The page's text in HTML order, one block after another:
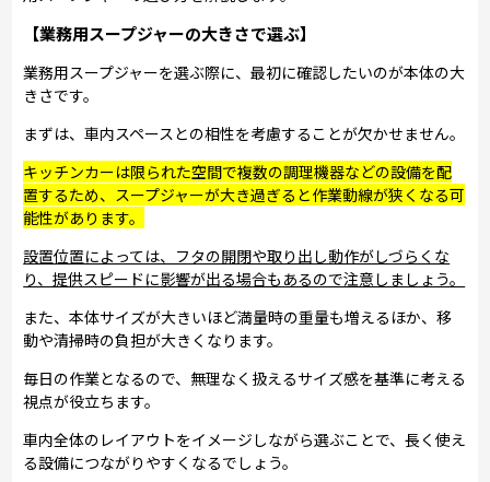
【業務用スープジャーの大きさで選ぶ】
業務用スープジャーを選ぶ際に、最初に確認したいのが本体の大
きさです。
まずは、車内スペースとの相性を考慮することが欠かせません。
キッチンカーは限られた空間で複数の調理機器などの設備を配
置するため、スープジャーが大き過ぎると作業動線が狭くなる可
能性があります。
設置位置によっては、フタの開閉や取り出し動作がしづらくな
り、提供スピードに影響が出る場合もあるので注意しましょう。
また、本体サイズが大きいほど満量時の重量も増えるほか、移
動や清掃時の負担が大きくなります。
毎日の作業となるので、無理なく扱えるサイズ感を基準に考える
視点が役立ちます。
車内全体のレイアウトをイメージしながら選ぶことで、長く使え
る設備につながりやすくなるでしょう。